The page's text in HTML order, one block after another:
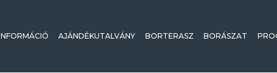
AJÁNDÉKUTALVÁNY BORTERASZ BORÁSZAT